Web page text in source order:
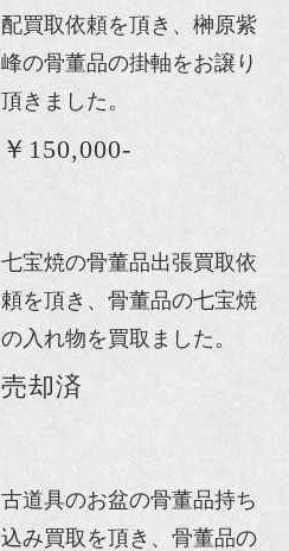
配買取依頼を頂き、榊原紫
峰の骨董品の掛軸をお譲り
頂きました。
￥150,000-
七宝焼の骨董品出張買取依
頼を頂き、骨董品の七宝焼
の入れ物を買取ました。
売却済
古道具のお盆の骨董品持ち
込み買取を頂き、骨董品の